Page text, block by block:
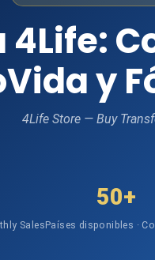
4Life:
y
4Life Store — Buy
Sales
50+
Países disponibles ·